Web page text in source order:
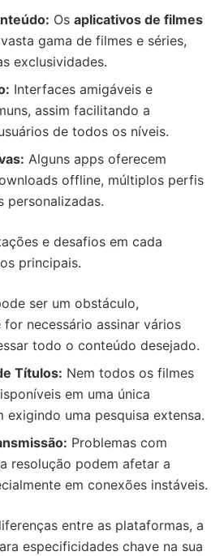
Os aplicativos de filmes
gama de filmes e séries,
exclusividades.
Interfaces amigáveis e
assim facilitando a
de todos os níveis.
Alguns apps oferecem
offline, múltiplos perfis
personalizadas.
e desafios em cada
principais.
ser um obstáculo,
for necessário assinar vários
todo o conteúdo desejado.
Títulos: Nem todos os filmes
em uma única
exigindo uma pesquisa extensa.
Problemas com
resolução podem afetar a
em conexões instáveis.
entre as plataformas, a
especificidades chave na sua